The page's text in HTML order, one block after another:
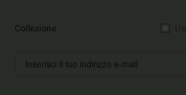
Collezione